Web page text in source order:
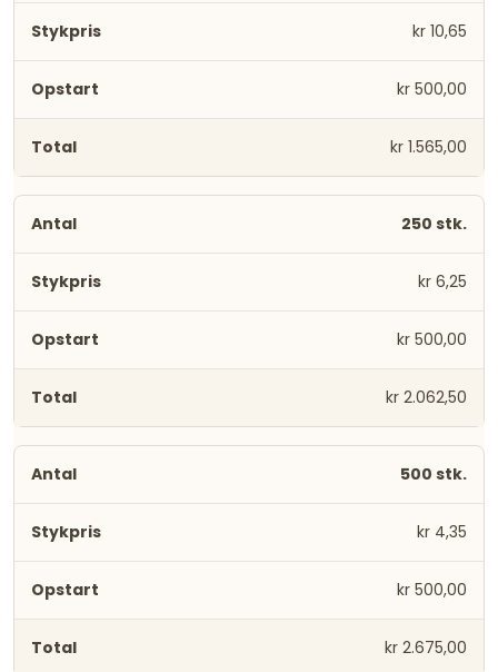
kr 10,65
kr 500,00
kr 1.565,00
250 stk.
kr 6,25
kr 500,00
kr 2.062,50
500 stk.
kr 4,35
kr 500,00
kr 2.675,00